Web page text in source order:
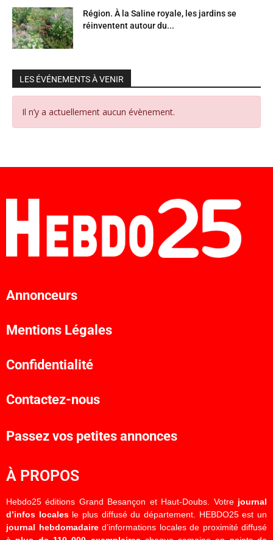
Région. À la Saline royale, les jardins se
réinventent autour du...
LES ÉVÉNEMENTS À VENIR
Il n’y a actuellement aucun évènement.
Annonceurs
Mentions Légales
Confidentialité
Contactez-nous
Passez vos petites annonces
À PROPOS
Hebdo25 éditions Grand Besançon et Haut-Doubs. Votre journal
d’infos localesle plus diffusé du département. HEBDO25 est un
journal hebdomadaired’informations locales de proximité diffusé